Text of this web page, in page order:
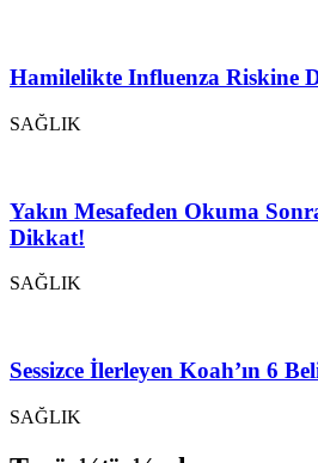
Hamilelikte Influenza Riskine
SAĞLIK
Yakın Mesafeden Okuma
Dikkat!
SAĞLIK
Sessizce İlerleyen Koah’ın 6
SAĞLIK